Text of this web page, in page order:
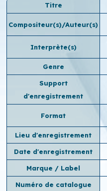
Titre
Compositeur(s)/Auteur(s)
Interprète(s)
Genre
Support
d'enregistrement
Format
Lieu d'enregistrement
Date d'enregistrement
Marque / Label
Numéro de catalogue